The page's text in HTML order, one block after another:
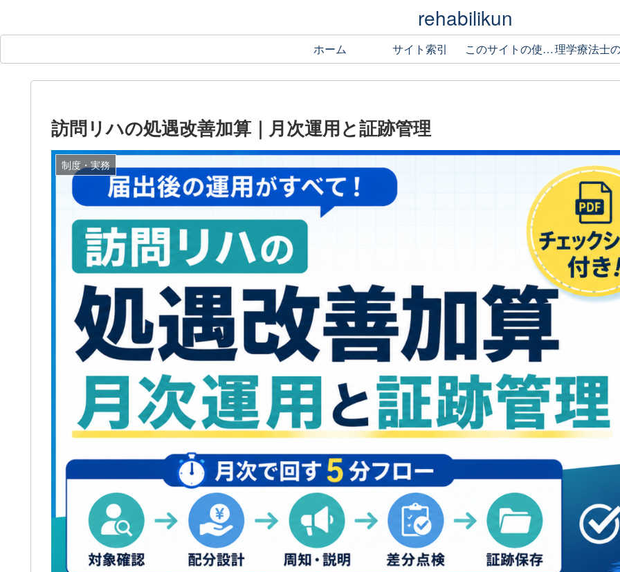
rehabilikun
ホーム サイト索引 このサイトの使い方
訪問リハの処遇改善加算｜月次運用と証跡管理
制度・実務